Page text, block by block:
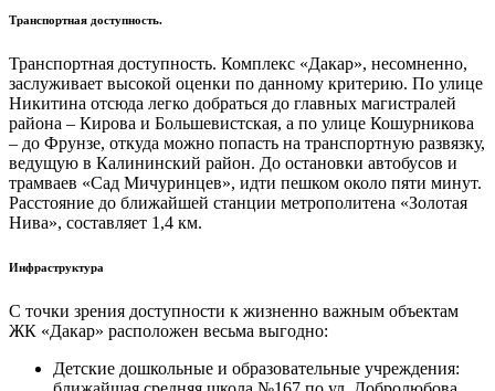
Транспортная доступность.
Транспортная доступность. Комплекс «Дакар», несомненно,
заслуживает высокой оценки по данному критерию. По улице
Никитина отсюда легко добраться до главных магистралей
района – Кирова и Большевистская, а по улице Кошурникова
– до Фрунзе, откуда можно попасть на транспортную развязку,
ведущую в Калининский район. До остановки автобусов и
трамваев «Сад Мичуринцев», идти пешком около пяти минут.
Расстояние до ближайшей станции метрополитена «Золотая
Нива», составляет 1,4 км.
Инфраструктура
С точки зрения доступности к жизненно важным объектам
ЖК «Дакар» расположен весьма выгодно:
Детские дошкольные и образовательные учреждения: